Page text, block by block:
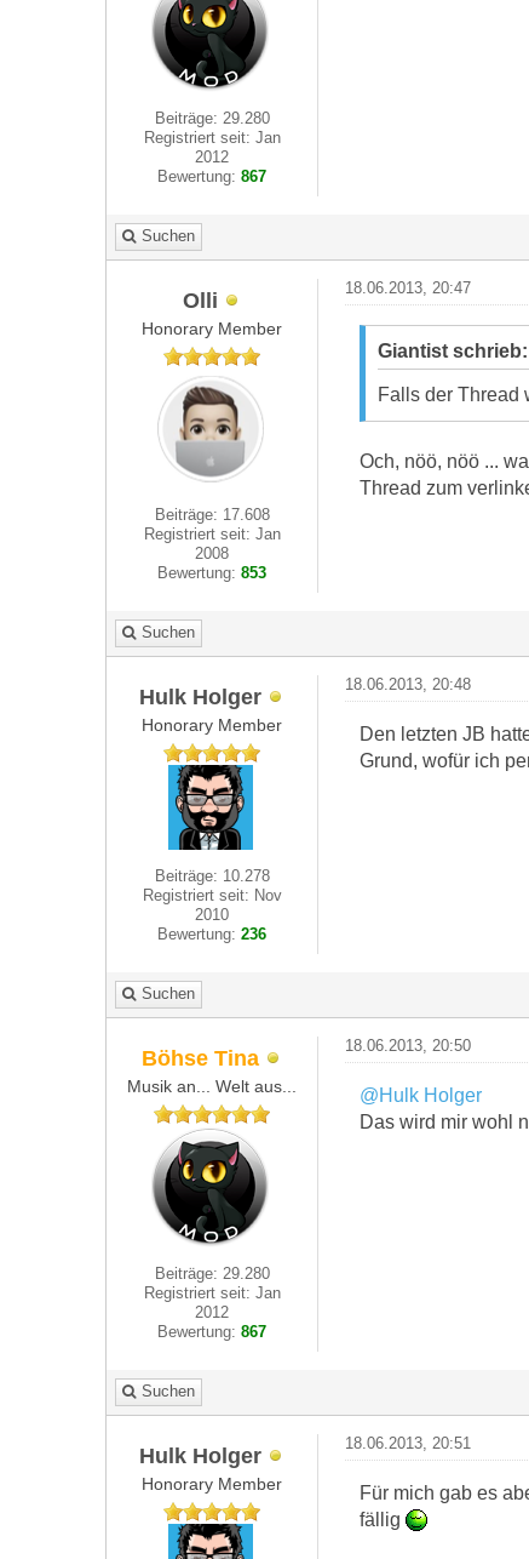
Beiträge: 29.280
Registriert seit: Jan
2012
Bewertung:867
Suchen
Olli
Honorary Member
Beiträge: 17.608
Registriert seit: Jan
2008
Bewertung:853
18.06.2013, 20:47
Giantist schrieb:
Falls der Thread
Och, nöö, nöö ...
Thread zum
Suchen
Hulk Holger
Honorary Member
Beiträge: 10.278
Registriert seit: Nov
2010
Bewertung:236
18.06.2013, 20:48
Den letzten JB
Grund, wofür ich
Suchen
Böhse Tina
Musik an... Welt aus...
Beiträge: 29.280
Registriert seit: Jan
2012
Bewertung:867
18.06.2013, 20:50
@Hulk Holger
Das wird mir wohl
Suchen
Hulk Holger
Honorary Member
18.06.2013, 20:51
Für mich gab es
fällig